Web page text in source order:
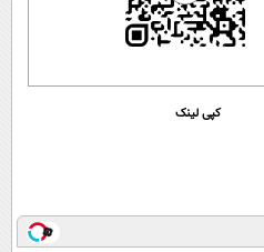
کپی لینک